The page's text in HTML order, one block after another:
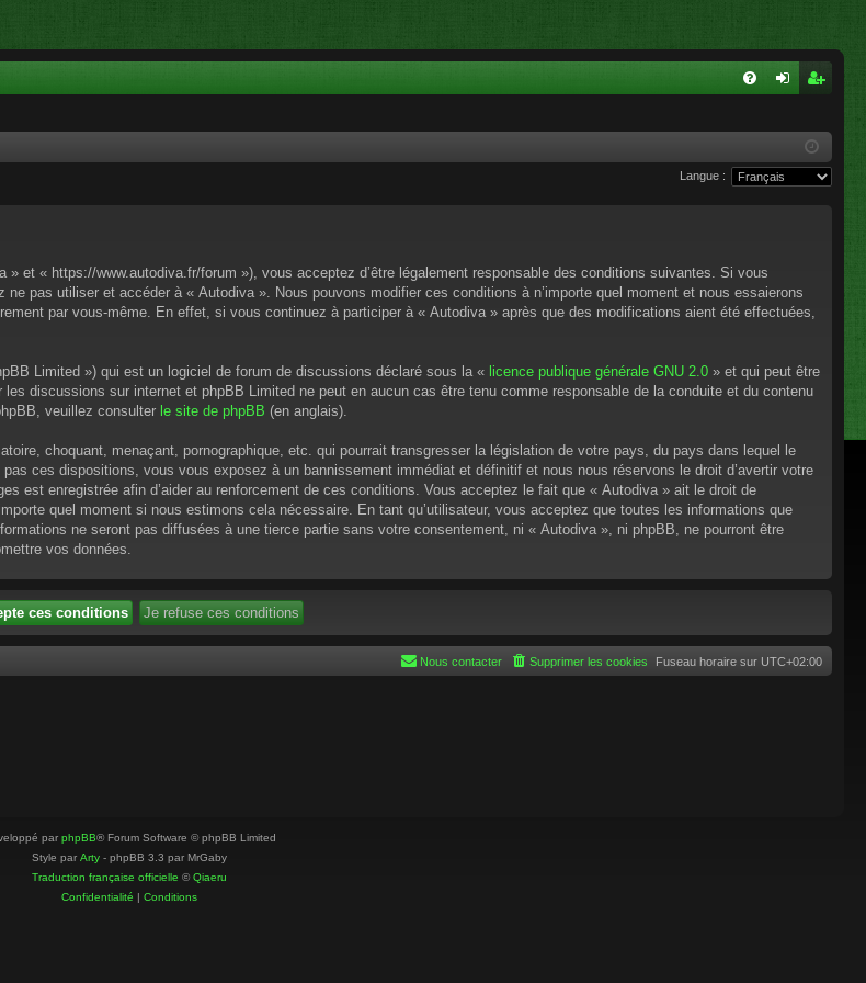
xi
cri
pti
Langue :
et « https://www.autodiva.fr/forum »), vous acceptez d’être légalement responsable des conditions suivantes. Si vous
pas utiliser et accéder à « Autodiva ». Nous pouvons modifier ces conditions à n’importe quel moment et nous essaierons
par vous-même. En effet, si vous continuez à participer à « Autodiva » après que des modifications aient été effectuées,
Limited ») qui est un logiciel de forum de discussions déclaré sous la « licence publique générale GNU 2.0 » et qui peut être
discussions sur internet et phpBB Limited ne peut en aucun cas être tenu comme responsable de la conduite et du contenu
veuillez consulter le site de phpBB (en anglais).
choquant, menaçant, pornographique, etc. qui pourrait transgresser la législation de votre pays, du pays dans lequel le
ces dispositions, vous vous exposez à un bannissement immédiat et définitif et nous nous réservons le droit d’avertir votre
est enregistrée afin d’aider au renforcement de ces conditions. Vous acceptez le fait que « Autodiva » ait le droit de
quel moment si nous estimons cela nécessaire. En tant qu’utilisateur, vous acceptez que toutes les informations que
ne seront pas diffusées à une tierce partie sans votre consentement, ni « Autodiva », ni phpBB, ne pourront être
vos données.
Fuseau horaire sur UTC+02:00
Supprimer les cookies
Nous contacter
par phpBB® Forum Software © phpBB Limited
Style par Arty - phpBB 3.3 par MrGaby
Traduction française officielle ©Qiaeru
Confidentialité | Conditions